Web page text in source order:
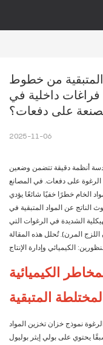
المتبقية من خطوط
داخلية في
على دفعات؟
2025-11-06
أنظمة دقيقة تتضمن وضعين
الرغوة على دفعات. في المصانع
الخام خطرًا خفيًا شائعًا يؤدي
الناتج عن المواد المتبقية في
الشديدة في الرغوات التي
اللزج المرن). تُحلل هذه المقالة
الكيميائية
المتبقية
نموذج خزان تخزين المواد
يحتوي على بولي إيثر بوليول